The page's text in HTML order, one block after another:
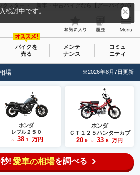
ホンダ(HONDA) ＴＬ１２５｜キックスタート｜新車・中古バイクなら【グーバイク(GooBike)】
検討中です。
バイクを
売る
メンテ
ナンス
コミュ
ニティ
場 ※2026年8月7日更新
ホンダ
レブル２５０
～ 38.1 万円
ホンダ
ＣＴ１２５ハンターカブ
20 .9 ～ 33 .6 万円
! 愛車の相場を調べる